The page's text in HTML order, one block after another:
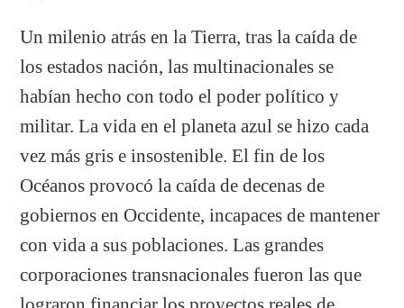
Un milenio atrás en la Tierra, tras la caída de
los estados nación, las multinacionales se
habían hecho con todo el poder político y
militar. La vida en el planeta azul se hizo cada
vez más gris e insostenible. El fin de los
Océanos provocó la caída de decenas de
gobiernos en Occidente, incapaces de mantener
con vida a sus poblaciones. Las grandes
corporaciones transnacionales fueron las que